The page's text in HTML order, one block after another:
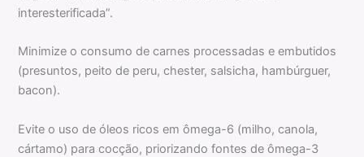
interesterificada”.
Minimize o consumo de carnes processadas e embutidos
(presuntos, peito de peru, chester, salsicha, hambúrguer,
bacon).
Evite o uso de óleos ricos em ômega-6 (milho, canola,
cártamo) para cocção, priorizando fontes de ômega-3